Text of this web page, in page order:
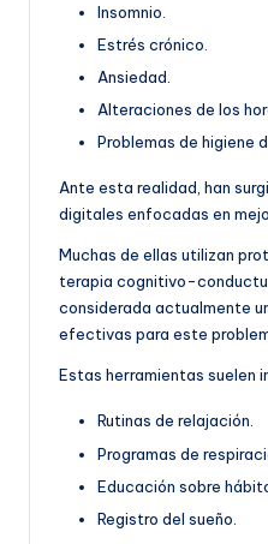
Insomnio.
Estrés crónico.
Ansiedad.
Alteraciones de los
Problemas de higiene
Ante esta realidad, han
digitales enfocadas en
Muchas de ellas utilizan
terapia cognitivo-
considerada actualmente
efectivas para este
Estas herramientas suelen
Rutinas de relajación.
Programas de
Educación sobre
Registro del sueño.